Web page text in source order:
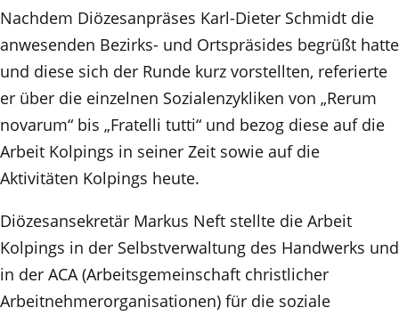
Nachdem Diözesanpräses Karl-Dieter Schmidt die
anwesenden Bezirks- und Ortspräsides begrüßt hatte
und diese sich der Runde kurz vorstellten, referierte
er über die einzelnen Sozialenzykliken von „Rerum
novarum“ bis „Fratelli tutti“ und bezog diese auf die
Arbeit Kolpings in seiner Zeit sowie auf die
Aktivitäten Kolpings heute.
Diözesansekretär Markus Neft stellte die Arbeit
Kolpings in der Selbstverwaltung des Handwerks und
in der ACA (Arbeitsgemeinschaft christlicher
Arbeitnehmerorganisationen) für die soziale